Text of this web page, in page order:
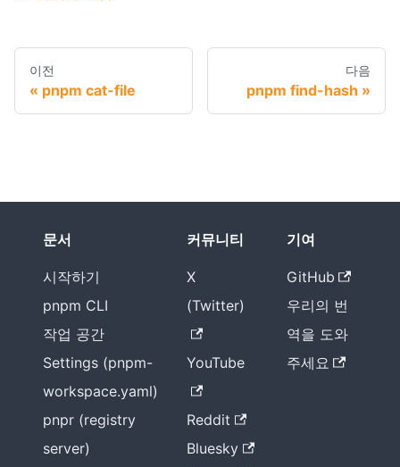
이전
pnpm cat-file
다음
pnpm find-hash
문서
시작하기
pnpm CLI
작업 공간
Settings (pnpm-
workspace.yaml)
pnpr (registry
server)
커뮤니티
X
(Twitter)
YouTube
Reddit
Bluesky
기여
GitHub
우리의 번
역을 도와
주세요